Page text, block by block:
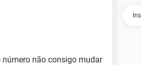
número não consigo mudar